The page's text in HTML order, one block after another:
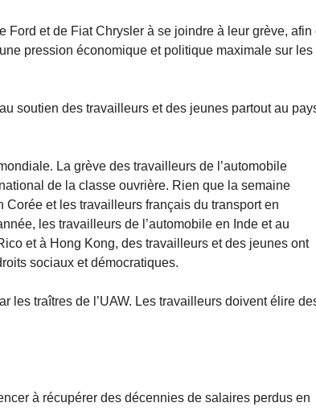
et de Fiat Chrysler à se joindre à leur grève, afin
pression économique et politique maximale sur les
soutien des travailleurs et des jeunes partout au
La grève des travailleurs de l’automobile
de la classe ouvrière. Rien que la semaine
et les travailleurs français du transport en
les travailleurs de l’automobile en Inde et au
et à Hong Kong, des travailleurs et des jeunes ont
sociaux et démocratiques.
les traîtres de l’UAW. Les travailleurs doivent élire
à récupérer des décennies de salaires perdus en